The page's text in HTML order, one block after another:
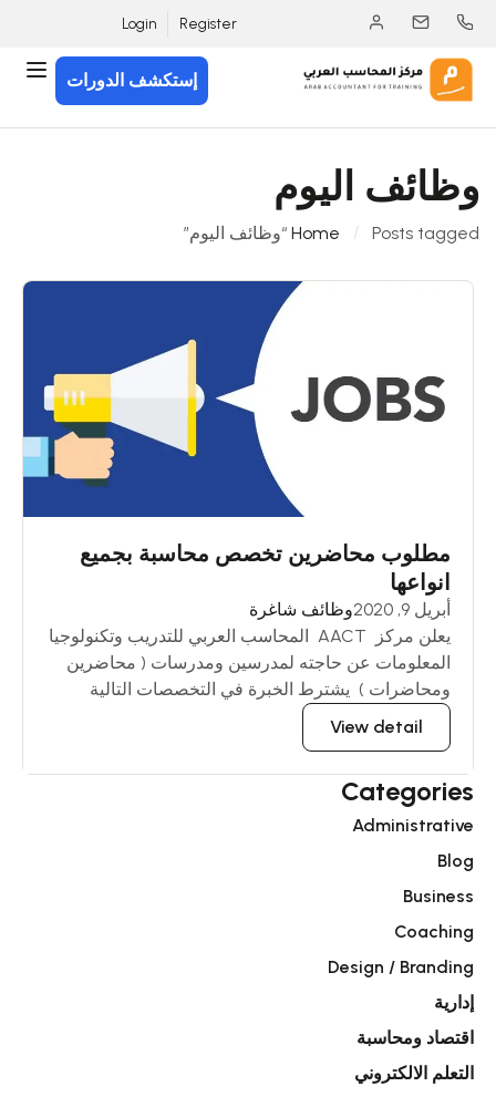
Register
Login
إستكشف الدورات
وظائف اليوم
Home Posts tagged “وظائف اليوم”
مطلوب محاضرين تخصص محاسبة بجميع
انواعها
أبريل 9, 2020
وظائف شاغرة
يعلن مركز AACT المحاسب العربي للتدريب وتكنولوجيا
المعلومات عن حاجته لمدرسين ومدرسات ( محاضرين
ومحاضرات ) يشترط الخبرة في التخصصات التالية
View detail
Categories
Administrative
Blog
Business
Coaching
Design / Branding
إدارية
اقتصاد ومحاسبة
التعلم الالكتروني